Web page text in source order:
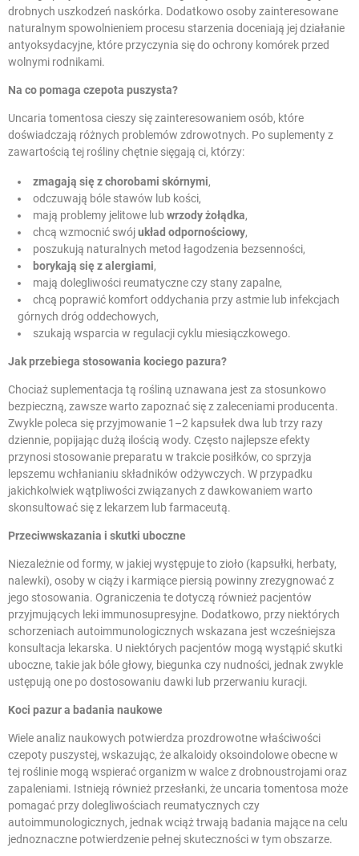
drobnych uszkodzeń naskórka. Dodatkowo osoby zainteresowane
naturalnym spowolnieniem procesu starzenia doceniają jej działanie
antyoksydacyjne, które przyczynia się do ochrony komórek przed
wolnymi rodnikami.
Na co pomaga czepota puszysta?
Uncaria tomentosa cieszy się zainteresowaniem osób, które
doświadczają różnych problemów zdrowotnych. Po suplementy z
zawartością tej rośliny chętnie sięgają ci, którzy:
zmagają się z chorobami skórnymi,
odczuwają bóle stawów lub kości,
mają problemy jelitowe lubwrzody żołądka,
chcą wzmocnić swójukład odpornościowy,
poszukują naturalnych metod łagodzenia bezsenności,
borykają się z alergiami,
mają dolegliwości reumatyczne czy stany zapalne,
chcą poprawić komfort oddychania przy astmie lub infekcjach
górnych dróg oddechowych,
szukają wsparcia w regulacji cyklu miesiączkowego.
Jak przebiega stosowania kociego pazura?
Chociaż suplementacja tą rośliną uznawana jest za stosunkowo
bezpieczną, zawsze warto zapoznać się z zaleceniami producenta.
Zwykle poleca się przyjmowanie 1–2 kapsułek dwa lub trzy razy
dziennie, popijając dużą ilością wody. Często najlepsze efekty
przynosi stosowanie preparatu w trakcie posiłków, co sprzyja
lepszemu wchłanianiu składników odżywczych. W przypadku
jakichkolwiek wątpliwości związanych z dawkowaniem warto
skonsultować się z lekarzem lub farmaceutą.
Przeciwwskazania i skutki uboczne
Niezależnie od formy, w jakiej występuje to zioło (kapsułki, herbaty,
nalewki), osoby w ciąży i karmiące piersią powinny zrezygnować z
jego stosowania. Ograniczenia te dotyczą również pacjentów
przyjmujących leki immunosupresyjne. Dodatkowo, przy niektórych
schorzeniach autoimmunologicznych wskazana jest wcześniejsza
konsultacja lekarska. U niektórych pacjentów mogą wystąpić skutki
uboczne, takie jak bóle głowy, biegunka czy nudności, jednak zwykle
ustępują one po dostosowaniu dawki lub przerwaniu kuracji.
Koci pazur a badania naukowe
Wiele analiz naukowych potwierdza prozdrowotne właściwości
czepoty puszystej, wskazując, że alkaloidy oksoindolowe obecne w
tej roślinie mogą wspierać organizm w walce z drobnoustrojami oraz
zapaleniami. Istnieją również przesłanki, że uncaria tomentosa może
pomagać przy dolegliwościach reumatycznych czy
autoimmunologicznych, jednak wciąż trwają badania mające na celu
jednoznaczne potwierdzenie pełnej skuteczności w tym obszarze.